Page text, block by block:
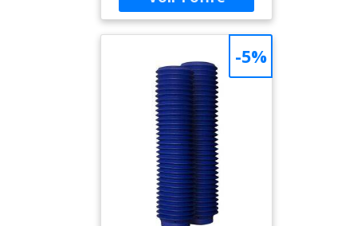
indispensable à votre
moto. Fabriqués avec un
caoutchouc de qualité, ils
seront également
résistants dans le
tempsLivré par
paireHauteur: 138mm
-5%